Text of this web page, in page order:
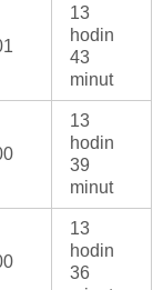
13
hodin
43
minut
13
hodin
39
minut
13
hodin
36